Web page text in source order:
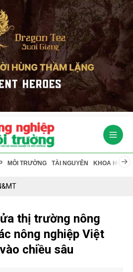
MÔI TRƯỜNG TÀI NGUYÊN KHOA HỌC
thị trường nông
nông nghiệp Việt
chiều sâu